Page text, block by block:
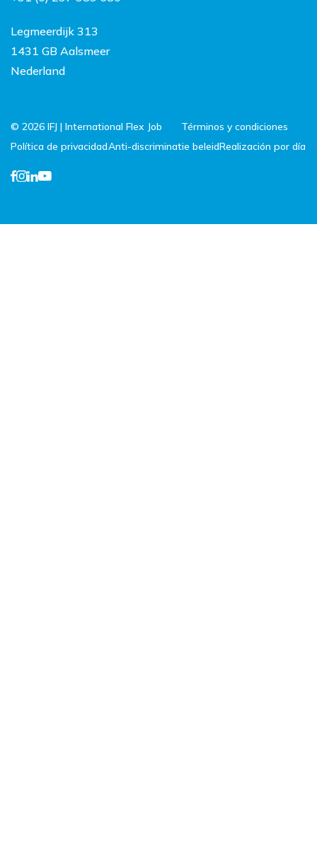
Legmeerdijk 313
1431 GB Aalsmeer
Nederland
© 2026 IFJ | International Flex Job
Términos y condiciones
Política de privacidadAnti-discriminatie beleidRealización por día